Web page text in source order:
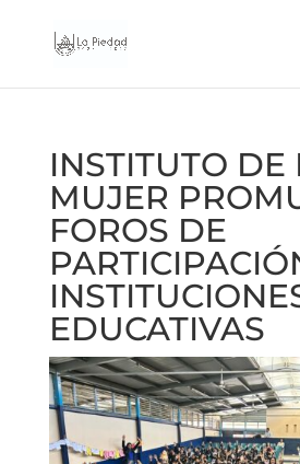
INSTITUTO DE
MUJER
FOROS DE
EDUCATIVAS